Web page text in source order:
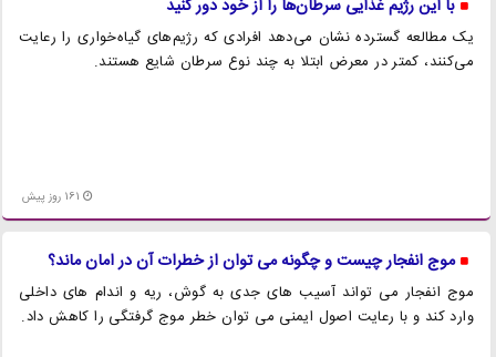
با این رژیم غذایی سرطان‌ها را از خود دور کنید
یک مطالعه گسترده نشان می‌دهد افرادی که رژیم‌های گیاه‌خواری را رعایت
می‌کنند، کمتر در معرض ابتلا به چند نوع سرطان شایع هستند.
161 روز پیش
موج انفجار چیست و چگونه می توان از خطرات آن در امان ماند؟
موج انفجار می تواند آسیب های جدی به گوش، ریه و اندام های داخلی
وارد کند و با رعایت اصول ایمنی می توان خطر موج گرفتگی را کاهش داد.